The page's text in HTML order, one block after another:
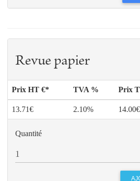
Revue papier
Prix HT €* TVA % Prix
13.71€ 2.10% 14.00€
Quantité